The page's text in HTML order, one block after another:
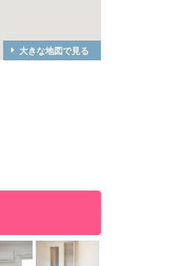
大きな地図で見る